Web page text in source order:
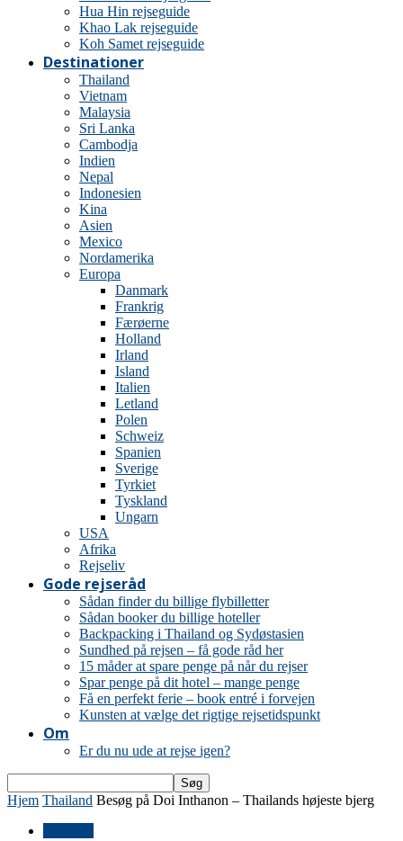
Hua Hin rejseguide
Khao Lak rejseguide
Koh Samet rejseguide
Destinationer
Thailand
Vietnam
Malaysia
Sri Lanka
Cambodja
Indien
Nepal
Indonesien
Kina
Asien
Mexico
Nordamerika
Europa
Danmark
Frankrig
Færøerne
Holland
Irland
Island
Italien
Letland
Polen
Schweiz
Spanien
Sverige
Tyrkiet
Tyskland
Ungarn
USA
Afrika
Rejseliv
Gode rejseråd
Sådan finder du billige flybilletter
Sådan booker du billige hoteller
Backpacking i Thailand og Sydøstasien
Sundhed på rejsen – få gode råd her
15 måder at spare penge på når du rejser
Spar penge på dit hotel – mange penge
Få en perfekt ferie – book entré i forvejen
Kunsten at vælge det rigtige rejsetidspunkt
Om
Er du nu ude at rejse igen?
Hjem Thailand Besøg på Doi Inthanon – Thailands højeste bjerg